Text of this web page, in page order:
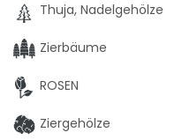
Thuja, Nadelgehölze
Zierbäume
ROSEN
Ziergehölze